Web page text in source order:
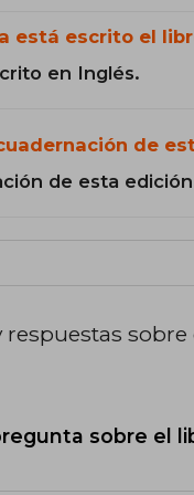
está escrito el
en Inglés.
de
de esta
respuestas
sobre el